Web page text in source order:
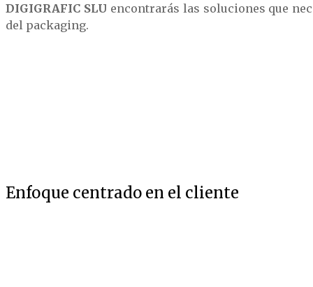
DIGIGRAFIC SLU encontrarás las soluciones que
del packaging.
Enfoque centrado en el cliente